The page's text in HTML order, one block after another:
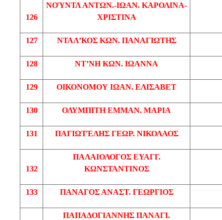
126
ΝΟΎΝΤΛ ΑΝΤΩΝ.-ΙΩΑΝ. ΚΑΡΟΛΙΝΑ-
ΧΡΙΣΤΙΝΑ
127 ΝΤΑΛ’ΚΟΣ ΚΩΝ. ΠΑΝΑΓΙΩΤΗΣ
128 ΝΤ’ΝΗ ΚΩΝ. ΙΩΑΝΝΑ
129 ΟΙΚΟΝΟΜΟΥ ΙΩΑΝ. ΕΛΙΣΑΒΕΤ
130 ΟΛΥΜΠΙΤΗ ΕΜΜΑΝ. ΜΑΡΙΑ
131 ΠΑΓΙΩΤΈΛΗΣ ΓΕΩΡ. ΝΙΚΟΛΑΟΣ
132
ΠΑΛΑΙΟΛΟΓΟΣ ΕΥΑΓΓ.
ΚΩΝΣΤΑΝΤΙΝΟΣ
133 ΠΑΝΑΓΟΣ ΑΝΑΣΤ. ΓΕΩΡΓΙΟΣ
ΠΑΠΑΔΟΓΙΑΝΝΗΣ ΠΑΝΑΓΙ.